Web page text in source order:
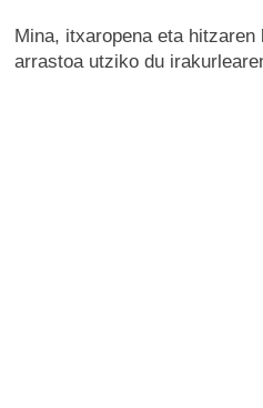
Mina, itxaropena eta
arrastoa utziko du